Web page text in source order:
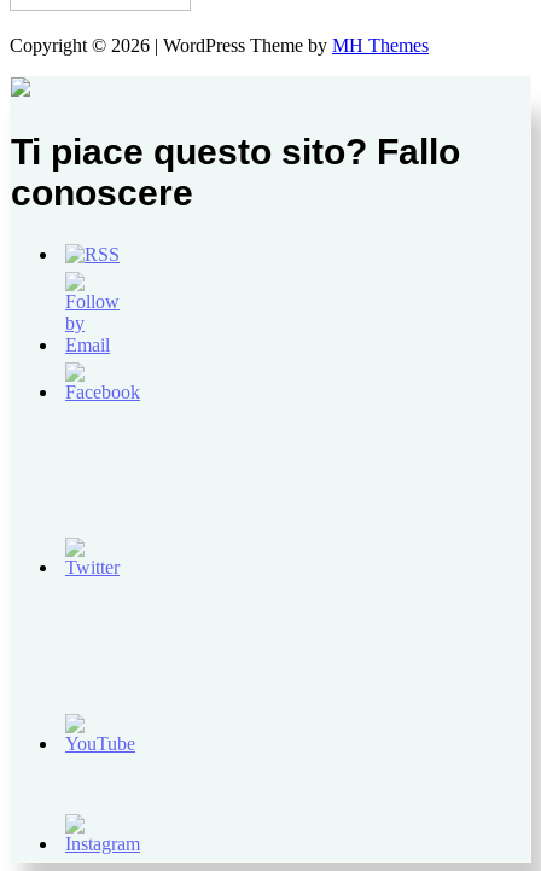
Copyright © 2026 | WordPress Theme by MH Themes
Ti piace questo sito? Fallo
conoscere